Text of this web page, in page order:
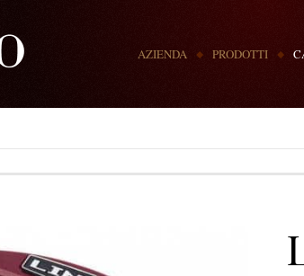
AZIENDA PRODOTTI